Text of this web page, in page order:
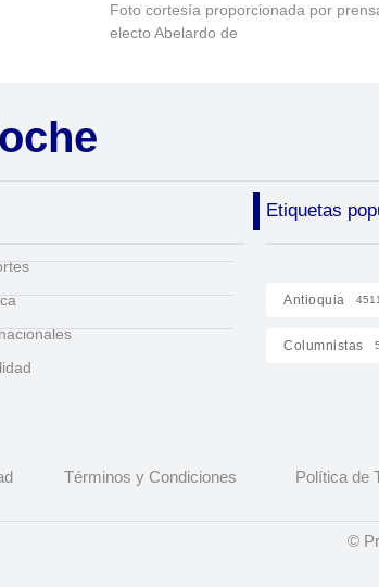
Foto cortesía proporcionada por
electo Abelardo de
Etiquetas
Antioquia 4511
Columnistas
Términos y Condiciones Política de
©